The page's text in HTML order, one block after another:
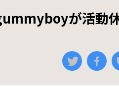
が活動